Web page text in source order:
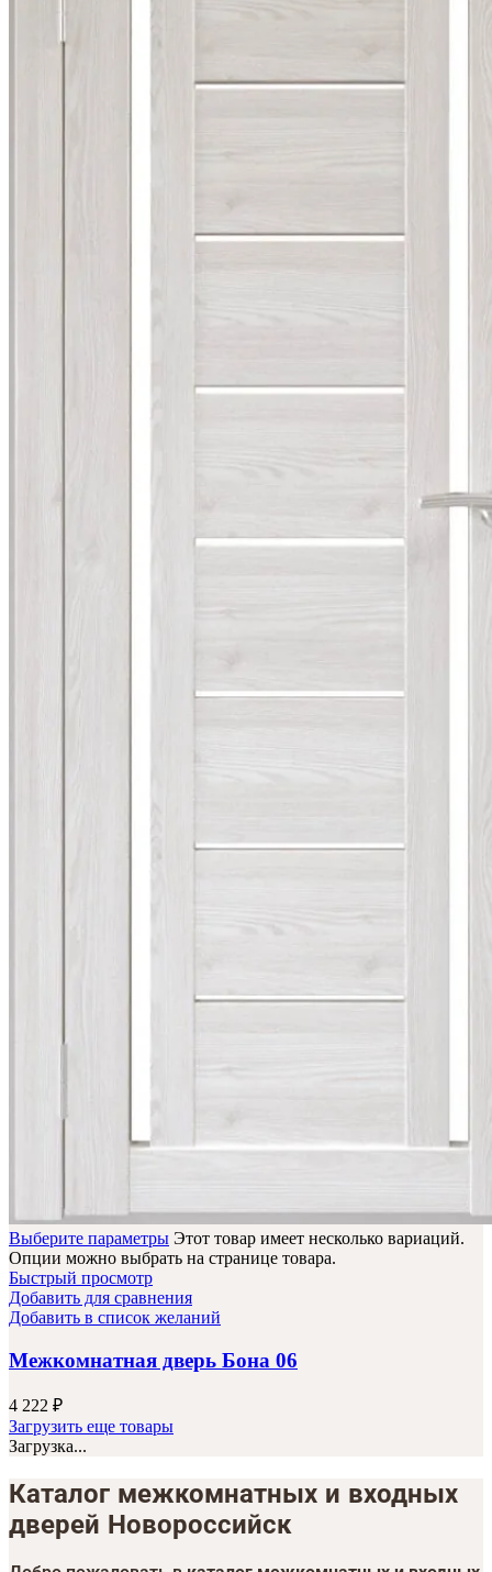
Выберите параметры Этот товар имеет несколько вариаций.
Опции можно выбрать на странице товара.
Быстрый просмотр
Добавить для сравнения
Добавить в список желаний
Межкомнатная дверь Бона 06
4 222 ₽
Загрузить еще товары
Загрузка...
Каталог межкомнатных и входных
дверей Новороссийск